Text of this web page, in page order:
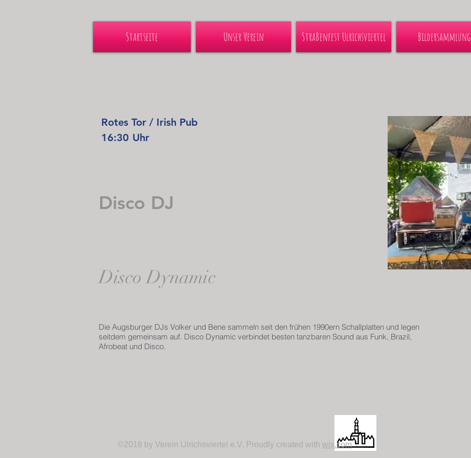
Startseite Unser Verein Straßenfest Ulrichsviertel Bildersammlung
Rotes Tor / Irish Pub
16:30 Uhr
Disco DJ
Disco Dynamic
Die Augsburger DJs Volker und Bene sammeln seit den frühen 1990ern Schallplatten und legen
seitdem gemeinsam auf. Disco Dynamic verbindet besten tanzbaren Sound aus Funk, Brazil,
Afrobeat und Disco.
©2018 by Verein Ulrichsviertel e.V. Proudly created with wix.com